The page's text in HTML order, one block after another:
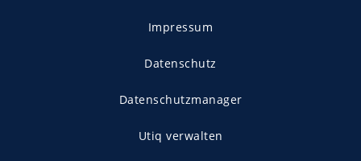
Impressum
Datenschutz
Datenschutzmanager
Utiq verwalten